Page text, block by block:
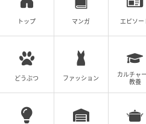
コミカライズ:エイデザイン 高
(ぽん子)
トップ マンガ エピソー
どうぶつ ファッション
カルチャ
教養